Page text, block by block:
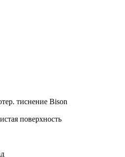
тиснение Bison
поверхность